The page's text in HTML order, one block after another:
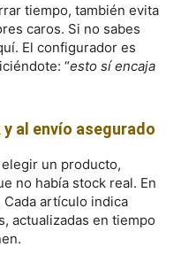
tiempo, también evita
caros. Si no sabes
El configurador es
“esto sí encaja
al envío asegurado
un producto,
no había stock real. En
artículo indica
actualizadas en tiempo